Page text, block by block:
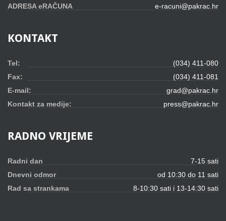
ADRESA eRAČUNA
e-racuni@pakrac.hr
KONTAKT
Tel:
(034) 411-080
Fax:
(034) 411-081
E-mail:
grad@pakrac.hr
Kontakt za medije:
press@pakrac.hr
RADNO VRIJEME
Radni dan
7-15 sati
Dnevni odmor
od 10:30 do 11 sati
Rad sa strankama
8-10:30 sati i 13-14:30 sati